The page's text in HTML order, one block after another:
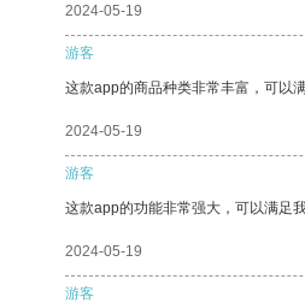
2024-05-19
游客
这款app的商品种类非常丰富，可以
2024-05-19
游客
这款app的功能非常强大，可以满足
2024-05-19
游客